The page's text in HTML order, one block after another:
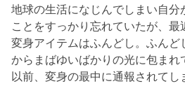
地球の生活になじんでしまい自分
ことをすっかり忘れていたが、最
変身アイテムはふんどし。ふんど
からまばゆいばかりの光に包まれ
以前、変身の最中に通報されてし